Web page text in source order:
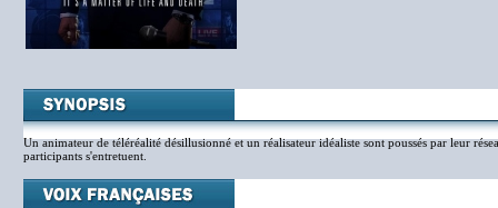
Un animateur de téléréalité désillusionné et un réalisateur idéaliste sont poussés par leur
participants s'entretuent.